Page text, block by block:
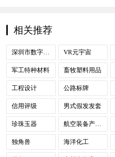
相关推荐
VR元宇宙
军工特种材料 畜牧塑料用品
工程设计 公路标牌
信用评级 男式假发发套
珍珠玉器 航空装备产业计量测试
独角兽 海洋化工